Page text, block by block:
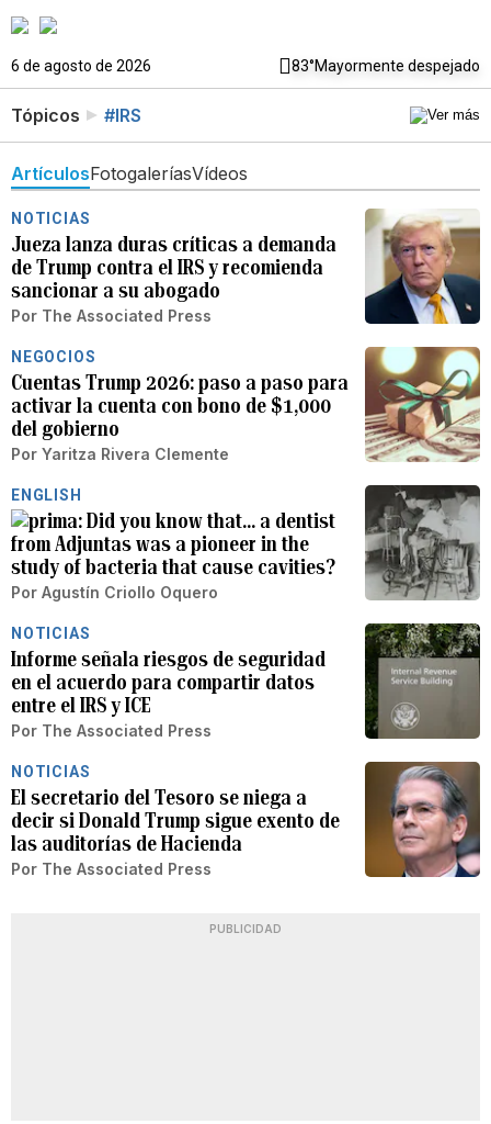
6 de agosto de 2026 83°Mayormente despejado
Tópicos #IRS
ArtículosFotogaleríasVídeos
NOTICIAS
Jueza lanza duras críticas a demanda
de Trump contra el IRS y recomienda
sancionar a su abogado
Por The Associated Press
NEGOCIOS
Cuentas Trump 2026: paso a paso para
activar la cuenta con bono de $1,000
del gobierno
Por Yaritza Rivera Clemente
ENGLISH
Did you know that… a dentist
from Adjuntas was a pioneer in the
study of bacteria that cause cavities?
Por Agustín Criollo Oquero
NOTICIAS
Informe señala riesgos de seguridad
en el acuerdo para compartir datos
entre el IRS y ICE
Por The Associated Press
NOTICIAS
El secretario del Tesoro se niega a
decir si Donald Trump sigue exento de
las auditorías de Hacienda
Por The Associated Press
PUBLICIDAD